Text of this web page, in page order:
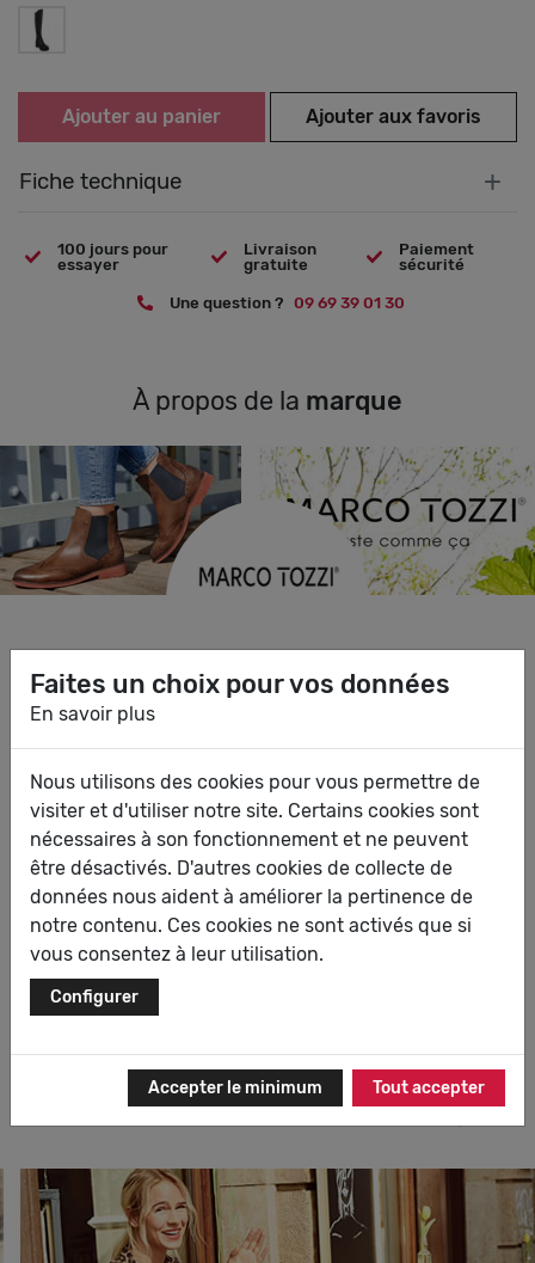
Ajouter au panier Ajouter aux favoris
Fiche technique +
100 jours pour
essayer
Livraison
gratuite
Paiement
sécurité
Une question ? 09 69 39 01 30
À propos de la marque
de Chaussures pour femmes du renommé groupe
Wortmann, dont le siège se situe en Rhénanie du nord
à Detmold.
Dans toutes les collections, en cuir, tissu ou en
synthétique, l’importance du détail pour chaque
chaussure et chaque botte est capitale.
Les collections de chez Marco Tozzi sont réputées dans
plus de 70 pays. Grâce à cela, les créateurs/faiseurs de
tendances, axés sur la qualité, trouvent tout ce qu’ils
de chaussures pour femmes à la mode et inspiratrice et
en un vaste choix, au très tendance, à un look élégant,
puis à un style sportif et confortable ou bien encore à
Faites un choix pour vos données
En savoir plus
Nous utilisons des cookies pour vous permettre de
visiter et d'utiliser notre site. Certains cookies sont
nécessaires à son fonctionnement et ne peuvent
être désactivés. D'autres cookies de collecte de
données nous aident à améliorer la pertinence de
notre contenu. Ces cookies ne sont activés que si
vous consentez à leur utilisation.
Configurer
Accepter le minimum Tout accepter